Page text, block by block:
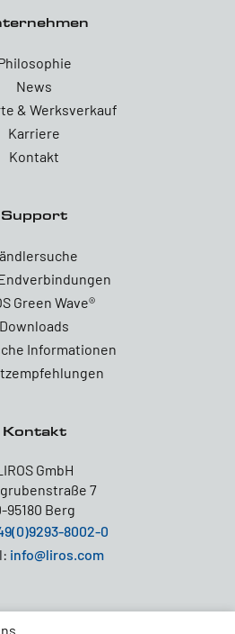
News
& Werksverkauf
Karriere
Kontakt
Support
Green Wave®
Downloads
Informationen
Kontakt
GmbH
7
95180 Berg
8002-0
info@liros.com